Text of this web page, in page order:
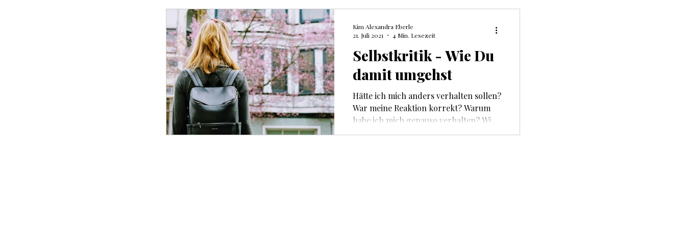
Selbstkritik - Wie Du
damit umgehst
Hätte ich mich anders verhalten sollen?
War meine Reaktion korrekt? Warum
habe ich mich genauso verhalten? Wie
kann ich das anders...
Kim Alexandra Eberle
21. Juli 2021
4 Min. Lesezeit